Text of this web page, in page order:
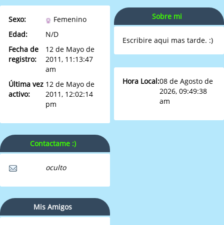
Sexo:
Femenino
Edad:
N/D
Fecha de
registro:
12 de Mayo de
2011, 11:13:47
am
Última vez
activo:
12 de Mayo de
2011, 12:02:14
pm
Contactame :)
oculto
Mis Amigos
Sobre mi
Escribire aqui mas tarde. :)
Hora Local:08 de Agosto de
2026, 09:49:38
am